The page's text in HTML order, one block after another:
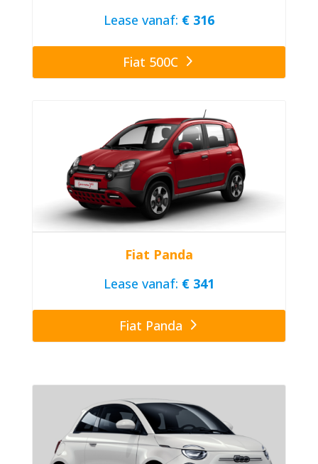
Lease vanaf: € 316
Fiat 500C
Fiat Panda
Lease vanaf: € 341
Fiat Panda